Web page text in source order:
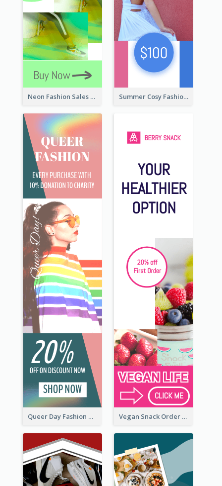
Neon Fashion Sales Wide Skyscraper Banner Summer Cosy Fashion Wide Skyscraper Banner
Queer Day Fashion Wide Skyscraper Banner Vegan Snack Order Wide Skyscraper Banner